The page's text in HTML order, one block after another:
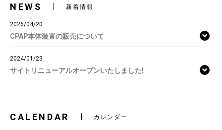
NEWS 新着情報
2026/04/20
CPAP本体装置の販売について
2024/01/23
サイトリニューアルオープンいたしました!
CALENDAR カレンダー